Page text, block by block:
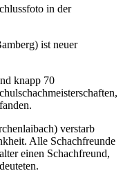
in der
ist neuer
knapp 70
verstarb
Alle Schachfreunde
einen Schachfreund,